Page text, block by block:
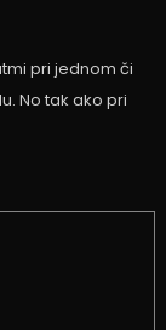
pri jednom či
No tak ako pri